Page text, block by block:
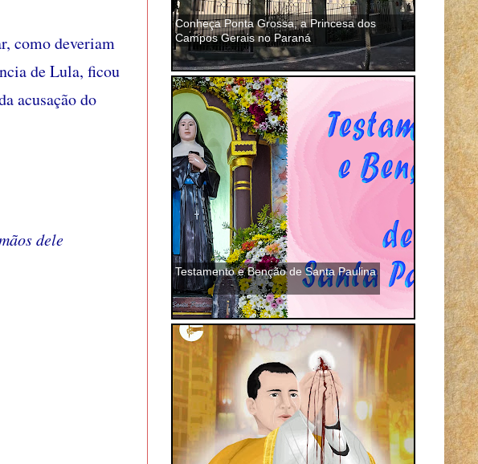
como deveriam
de Lula, ficou
acusação do
dele
Conheça Ponta Grossa, a Princesa dos
Campos Gerais no Paraná
Testamento e Benção de Santa Paulina